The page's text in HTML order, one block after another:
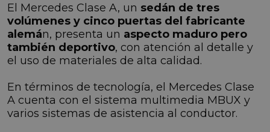
El Mercedes Clase A, un sedán de tres
volúmenes y cinco puertas del fabricante
alemán, presenta un aspecto maduro pero
también deportivo, con atención al detalle y
el uso de materiales de alta calidad.
En términos de tecnología, el Mercedes Clase
A cuenta con el sistema multimedia MBUX y
varios sistemas de asistencia al conductor.